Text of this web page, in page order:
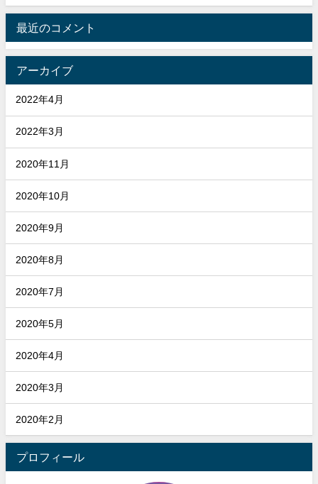
最近のコメント
アーカイブ
2022年4月
2022年3月
2020年11月
2020年10月
2020年9月
2020年8月
2020年7月
2020年5月
2020年4月
2020年3月
2020年2月
プロフィール